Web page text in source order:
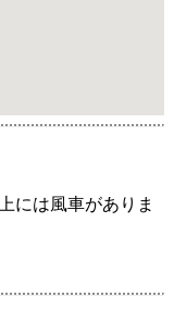
には風車がありま